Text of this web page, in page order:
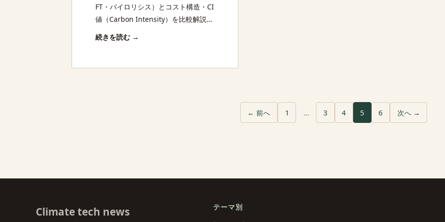
の違いとSAFへの技術ロード
マップ
FT・パイロリシス）とコスト構造・CI
値（Carbon Intensity）を比較解説。
SAF（持続可能な航空燃料）や輸送向
けバイオ燃料の実用化状況と課題を整
続きを読む →
← 前へ 1 … 3 4 5 6 次へ →
Climate tech news
テーマ別